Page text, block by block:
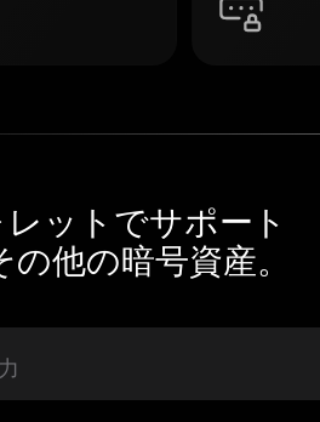
ットでサポート
他の暗号資産。